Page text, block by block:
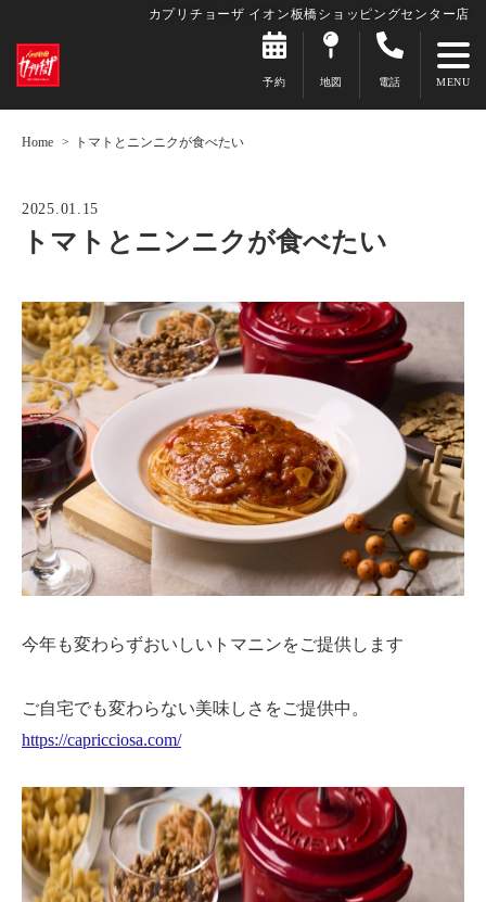
カプリチョーザ イオン板橋ショッピングセンター店
予約 地図 電話
Home トマトとニンニクが食べたい
2025.01.15
トマトとニンニクが食べたい
今年も変わらずおいしいトマニンをご提供します
ご自宅でも変わらない美味しさをご提供中。
https://capricciosa.com/